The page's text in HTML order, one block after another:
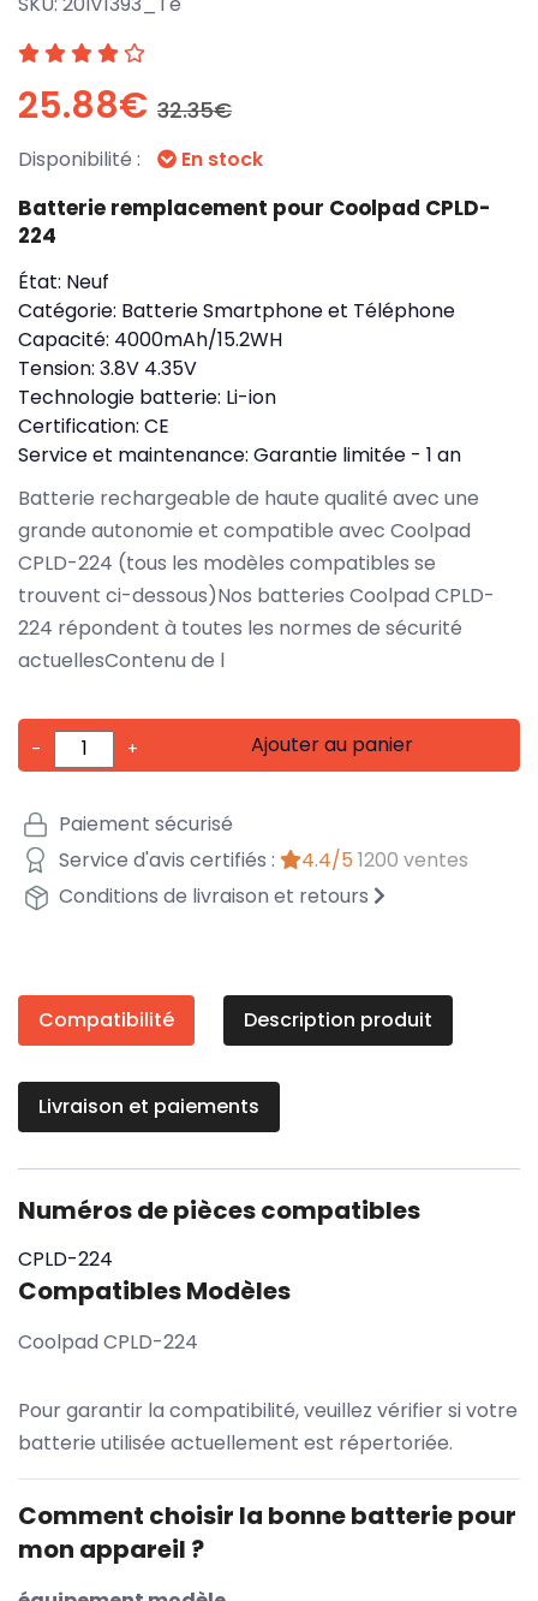
25.88€ 32.35€
Disponibilité : En stock
Batterie remplacement pour Coolpad CPLD-
224
État: Neuf
Catégorie: Batterie Smartphone et Téléphone
Capacité: 4000mAh/15.2WH
Tension: 3.8V 4.35V
Technologie batterie: Li-ion
Certification: CE
Service et maintenance: Garantie limitée - 1 an
Batterie rechargeable de haute qualité avec une
grande autonomie et compatible avec Coolpad
CPLD-224 (tous les modèles compatibles se
trouvent ci-dessous)Nos batteries Coolpad CPLD-
224 répondent à toutes les normes de sécurité
actuellesContenu de l
- + Ajouter au panier
Paiement sécurisé
Service d'avis certifiés :
4.4/5 1200 ventes
Conditions de livraison et retours
Compatibilité Description produit
Livraison et paiements
Numéros de pièces compatibles
CPLD-224
Compatibles Modèles
Coolpad CPLD-224
Pour garantir la compatibilité, veuillez vérifier si votre
batterie utilisée actuellement est répertoriée.
Comment choisir la bonne batterie pour
mon appareil ?